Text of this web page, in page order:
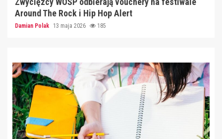
Around The Rock i Hip Hop Alert
Damian Polak 13 maja 2026 185